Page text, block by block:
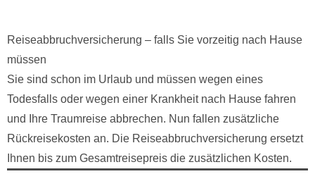
Reiseabbruchversicherung – falls Sie vorzeitig nach Hause
müssen
Sie sind schon im Urlaub und müssen wegen eines
Todesfalls oder wegen einer Krankheit nach Hause fahren
und Ihre Traumreise abbrechen. Nun fallen zusätzliche
Rückreisekosten an. Die Reiseabbruchversicherung ersetzt
Ihnen bis zum Gesamtreisepreis die zusätzlichen Kosten.